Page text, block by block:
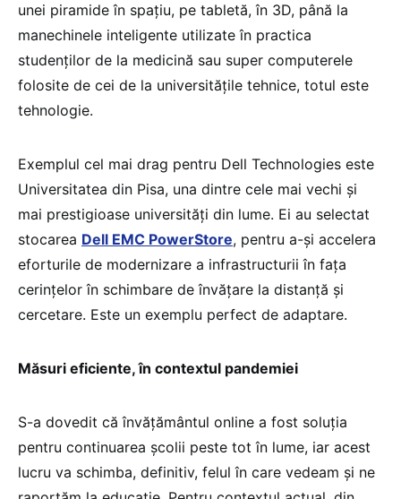
unei piramide în spațiu, pe tabletă, în 3D, până la
manechinele inteligente utilizate în practica
studenților de la medicină sau super computerele
folosite de cei de la universitățile tehnice, totul este
tehnologie.
Exemplul cel mai drag pentru Dell Technologies este
Universitatea din Pisa, una dintre cele mai vechi și
mai prestigioase universități din lume. Ei au selectat
stocarea Dell EMC PowerStore, pentru a-și accelera
eforturile de modernizare a infrastructurii în fața
cerințelor în schimbare de învățare la distanță și
cercetare. Este un exemplu perfect de adaptare.
Măsuri eficiente, în contextul pandemiei
S-a dovedit că învățământul online a fost soluția
pentru continuarea școlii peste tot în lume, iar acest
lucru va schimba, definitiv, felul în care vedeam și ne